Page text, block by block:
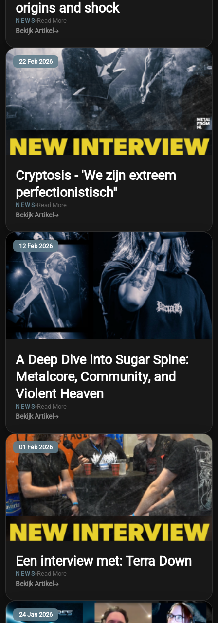
origins and shock
NEWS Read More
Bekijk Artikel
22 Feb 2026
Cryptosis - 'We zijn extreem
perfectionistisch"
NEWS Read More
Bekijk Artikel
12 Feb 2026
A Deep Dive into Sugar Spine:
Metalcore, Community, and
Violent Heaven
NEWS Read More
Bekijk Artikel
01 Feb 2026
Een interview met: Terra Down
NEWS Read More
Bekijk Artikel
24 Jan 2026